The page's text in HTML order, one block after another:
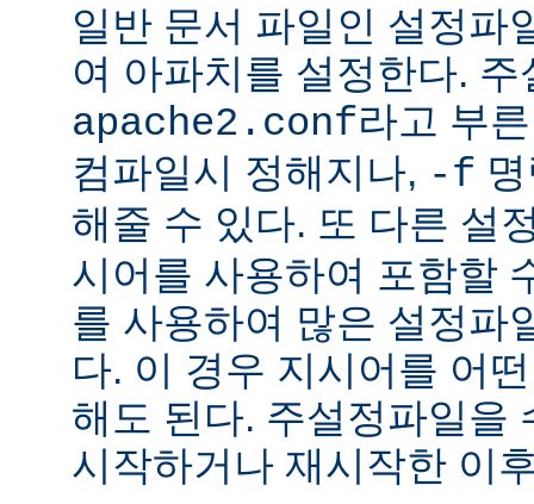
일반 문서 파일인 설정파
여 아파치를 설정한다.
apache2.conf라고 부
컴파일시 정해지나, -f
해줄 수 있다. 또 다른 설
시어를 사용하여 포함할
를 사용하여 많은 설정파
다. 이 경우 지시어를 어
해도 된다. 주설정파일을
시작하거나 재시작한 이